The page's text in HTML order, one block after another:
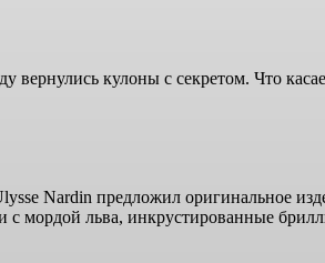
кулоны с секретом. Что
Nardin предложил оригинальное
с мордой льва, инкрустированные